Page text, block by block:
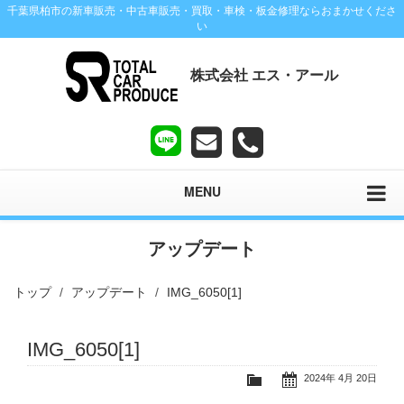
千葉県柏市の新車販売・中古車販売・買取・車検・板金修理ならおまかせくださ
い
株式会社 エス・アール
MENU
アップデート
トップ アップデート IMG_6050[1]
IMG_6050[1]
2024年 4月 20日